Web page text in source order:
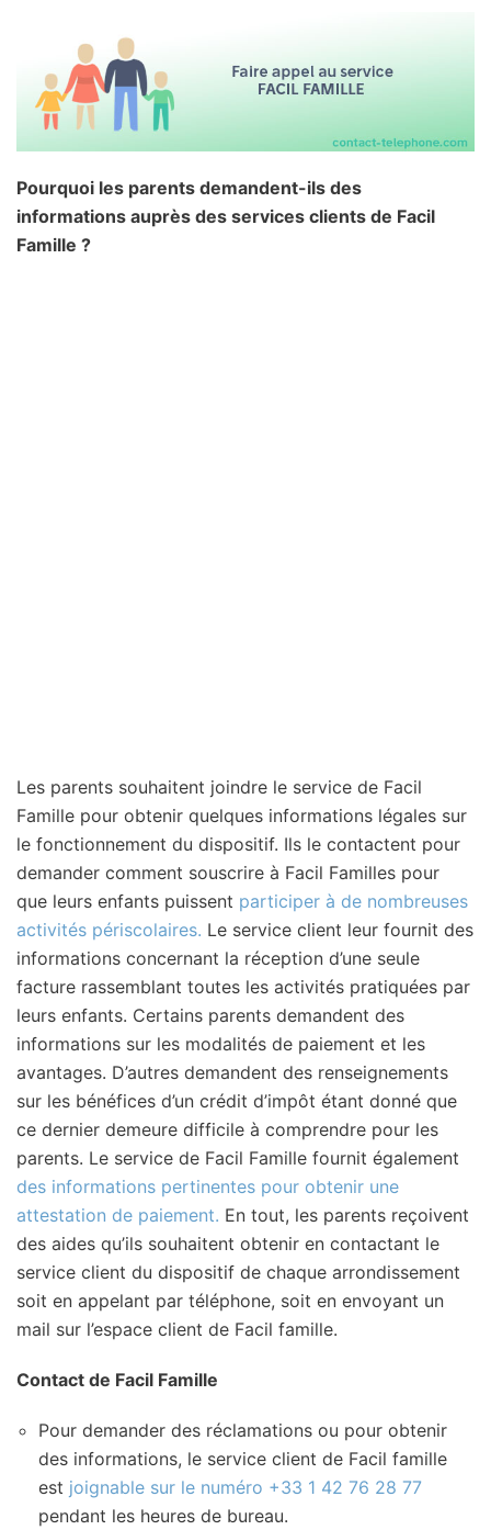
Pourquoi les parents demandent-ils des
informations auprès des services clients de Facil
Famille ?
Les parents souhaitent joindre le service de Facil
Famille pour obtenir quelques informations légales sur
le fonctionnement du dispositif. Ils le contactent pour
demander comment souscrire à Facil Familles pour
que leurs enfants puissent participer à de nombreuses
activités périscolaires. Le service client leur fournit des
informations concernant la réception d’une seule
facture rassemblant toutes les activités pratiquées par
leurs enfants. Certains parents demandent des
informations sur les modalités de paiement et les
avantages. D’autres demandent des renseignements
sur les bénéfices d’un crédit d’impôt étant donné que
ce dernier demeure difficile à comprendre pour les
parents. Le service de Facil Famille fournit également
des informations pertinentes pour obtenir une
attestation de paiement. En tout, les parents reçoivent
des aides qu’ils souhaitent obtenir en contactant le
service client du dispositif de chaque arrondissement
soit en appelant par téléphone, soit en envoyant un
mail sur l’espace client de Facil famille.
Contact de Facil Famille
Pour demander des réclamations ou pour obtenir
des informations, le service client de Facil famille
est joignable sur le numéro +33 1 42 76 28 77
pendant les heures de bureau.